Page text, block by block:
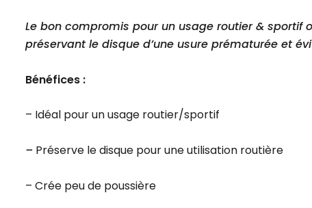
Le bon compromis pour un usage routier & sportif
préservant le disque d’une usure prématurée et
Bénéfices :
– Idéal pour un usage routier/sportif
– Préserve le disque pour une utilisation routière
– Crée peu de poussière